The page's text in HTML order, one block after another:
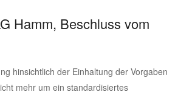
Hamm, Beschluss vom
hinsichtlich der Einhaltung der Vorgaben
mehr um ein standardisiertes